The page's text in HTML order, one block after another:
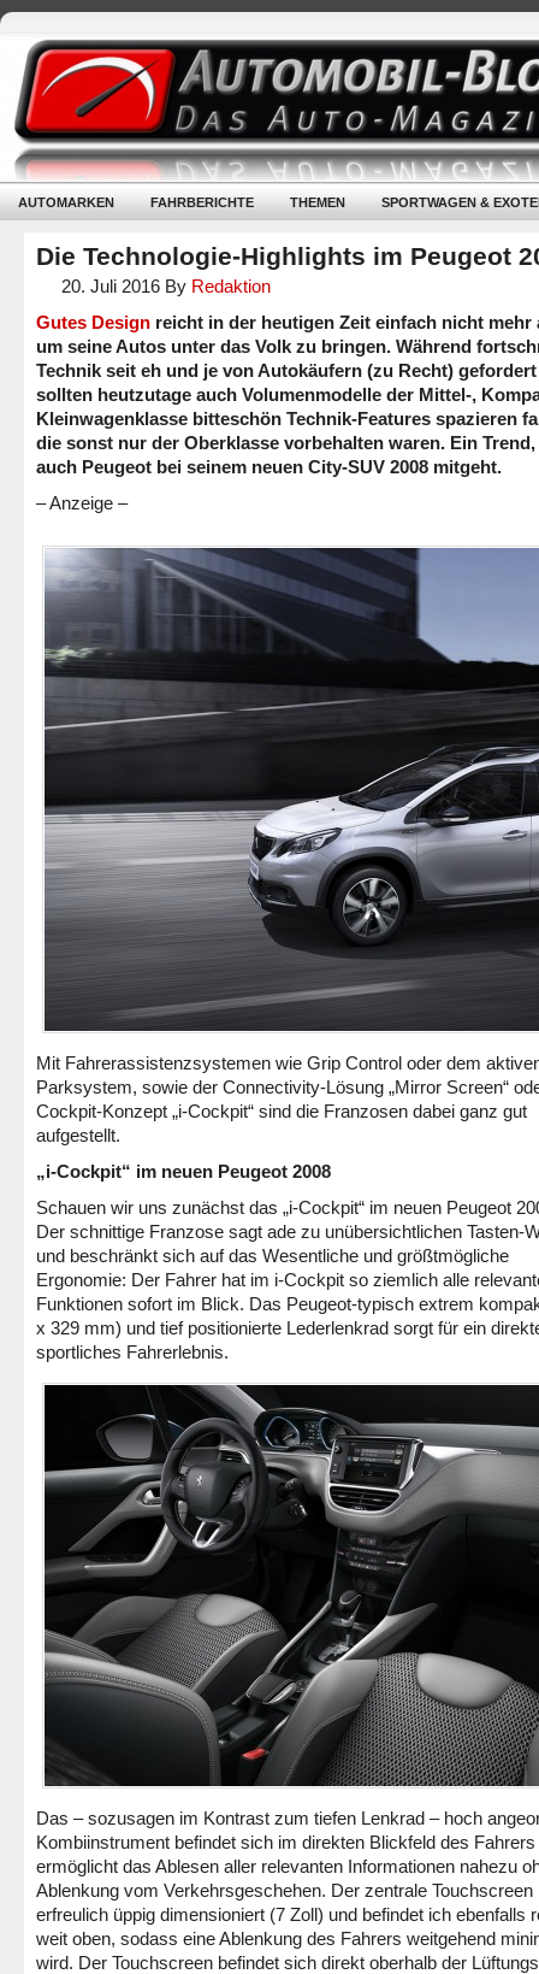
AUTOMARKEN FAHRBERICHTE THEMEN SPORTWAGEN &
Die Technologie-Highlights im Peugeot
20. Juli 2016 By Redaktion
Gutes Design reicht in der heutigen Zeit einfach nicht mehr
um seine Autos unter das Volk zu bringen. Während
Technik seit eh und je von Autokäufern (zu Recht)
sollten heutzutage auch Volumenmodelle der Mittel-,
Kleinwagenklasse bitteschön Technik-Features spazieren
die sonst nur der Oberklasse vorbehalten waren. Ein Trend,
auch Peugeot bei seinem neuen City-SUV 2008 mitgeht.
– Anzeige –
Mit Fahrerassistenzsystemen wie Grip Control oder dem
Parksystem, sowie der Connectivity-Lösung „Mirror Screen“
Cockpit-Konzept „i-Cockpit“ sind die Franzosen dabei ganz gut
aufgestellt.
„i-Cockpit“ im neuen Peugeot 2008
Schauen wir uns zunächst das „i-Cockpit“ im neuen Peugeot
Der schnittige Franzose sagt ade zu unübersichtlichen Tasten-
und beschränkt sich auf das Wesentliche und größtmögliche
Ergonomie: Der Fahrer hat im i-Cockpit so ziemlich alle
Funktionen sofort im Blick. Das Peugeot-typisch extrem
x 329 mm) und tief positionierte Lederlenkrad sorgt für ein
sportliches Fahrerlebnis.
Das – sozusagen im Kontrast zum tiefen Lenkrad – hoch
Kombiinstrument befindet sich im direkten Blickfeld des Fahrers
ermöglicht das Ablesen aller relevanten Informationen nahezu
Ablenkung vom Verkehrsgeschehen. Der zentrale Touchscreen
erfreulich üppig dimensioniert (7 Zoll) und befindet ich ebenfalls
weit oben, sodass eine Ablenkung des Fahrers weitgehend
wird. Der Touchscreen befindet sich direkt oberhalb der